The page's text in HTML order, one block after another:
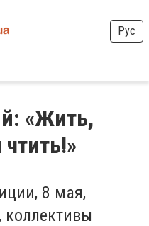
Рус
«Жить,
8 мая,